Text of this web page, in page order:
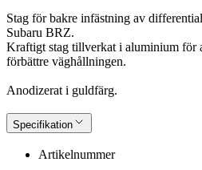
Stag för bakre infästning av
Subaru BRZ.
Kraftigt stag tillverkat i aluminium för
förbättre väghållningen.
Anodizerat i guldfärg.
Specifikation
Artikelnummer